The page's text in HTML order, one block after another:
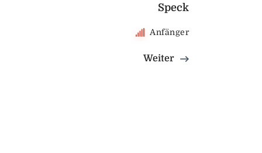
Speck
Anfänger
Weiter